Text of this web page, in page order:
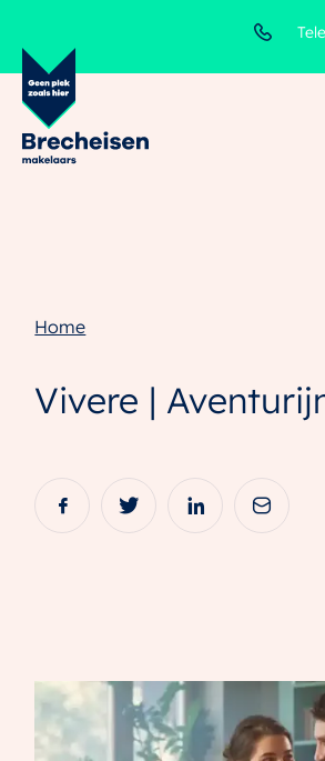
Home
Vivere |